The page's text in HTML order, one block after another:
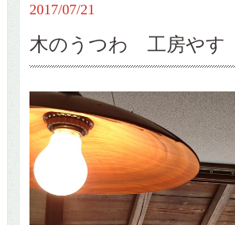
2017/07/21
木のうつわ 工房やす